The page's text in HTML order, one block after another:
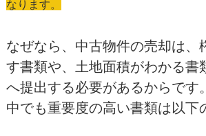
なります。
なぜなら、中古物件の売却は、
す書類や、土地面積がわかる書
へ提出する必要があるからです。
中でも重要度の高い書類は以下